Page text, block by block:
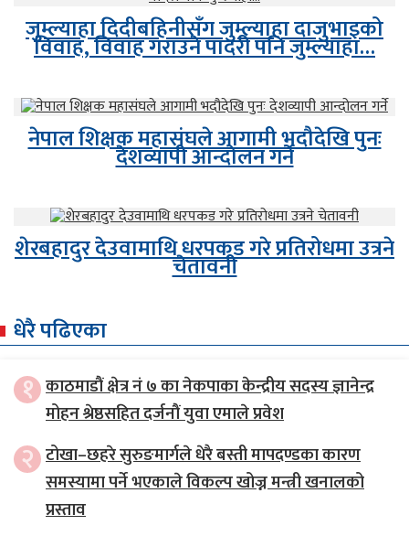
जुम्ल्याहा दिदीबहिनीसँग जुम्ल्याहा दाजुभाइको
विवाह, विवाह गराउने पादरी पनि जुम्ल्याहा…
नेपाल शिक्षक महासंघले आगामी भदौदेखि पुनः
देशव्यापी आन्दोलन गर्ने
शेरबहादुर देउवामाथि धरपकड गरे प्रतिरोधमा उत्रने
चेतावनी
धेरै पढिएका
१ काठमाडौं क्षेत्र नं ७ का नेकपाका केन्द्रीय सदस्य ज्ञानेन्द्र
मोहन श्रेष्ठसहित दर्जनौं युवा एमाले प्रवेश
२ टोखा–छहरे सुरुङमार्गले धेरै बस्ती मापदण्डका कारण
समस्यामा पर्ने भएकाले विकल्प खोज्न मन्त्री खनालको
प्रस्ताव